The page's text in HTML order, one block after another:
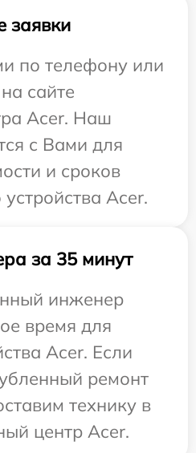
заявки
по телефону или
сайте
Acer. Наш
с Вами для
и сроков
Acer.
за 35 минут
инженер
время для
Acer. Если
ремонт
технику в
центр Acer.